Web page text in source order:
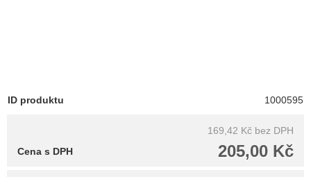
ID produktu 1000595
169,42 Kč bez DPH
205,00 Kč
Cena s DPH